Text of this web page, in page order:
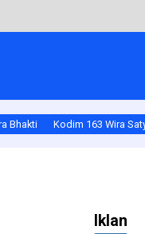
di Pantai Wini
Bhakti Kodim 163 Wira
Iklan